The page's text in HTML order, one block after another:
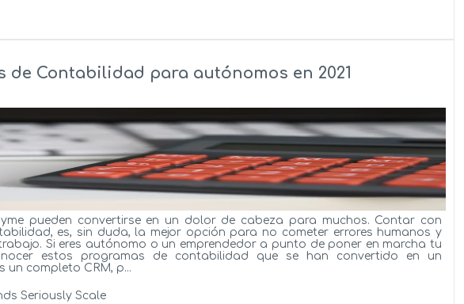
de Contabilidad para autónomos en 2021
pueden convertirse en un dolor de cabeza para muchos. Contar con
es, sin duda, la mejor opción para no cometer errores humanos y
Si eres autónomo o un emprendedor a punto de poner en marcha tu
estos programas de contabilidad que se han convertido en un
completo CRM, p...
Seriously Scale